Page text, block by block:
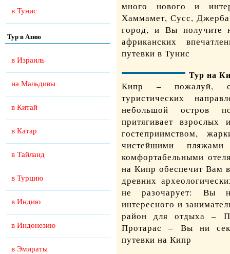
в Тунис
Тур в Азию
в Израиль
на Мальдивы
в Китай
в Катар
в Тайланд
в Турцию
в Индию
в Индонезию
в Эмираты
много нового и
Хаммамет, Сусс,
город, и Вы получите
африканских
путевки в Тунис
Тур на
Кипр – пожалуй,
туристических
небольшой остров
притягивает
гостеприимством,
чистейшими
комфортабельными
на Кипр обеспечит Вам
древних
не разочарует: Вы
интересного и
район для отдыха –
Протарас – Вы ни
путевки на Кипр